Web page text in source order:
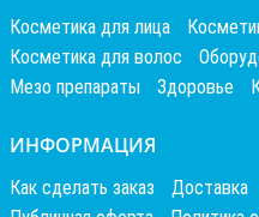
Косметика для лица
Косметика для волос
Мезо препараты
Здоровье
ИНФОРМАЦИЯ
Как сделать заказ Доставка